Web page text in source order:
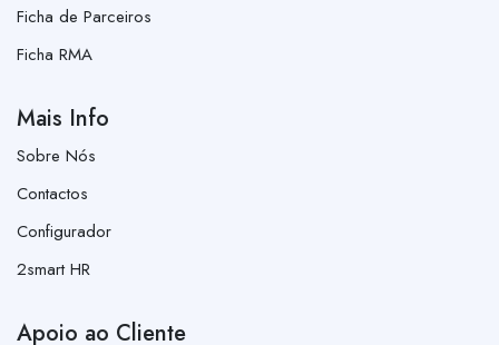
Ficha de Parceiros
Ficha RMA
Mais Info
Sobre Nós
Contactos
Configurador
2smart HR
Apoio ao Cliente